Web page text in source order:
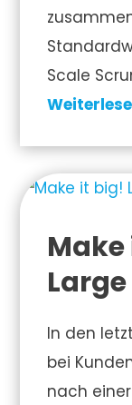
Scale
Make
In den
bei
nach